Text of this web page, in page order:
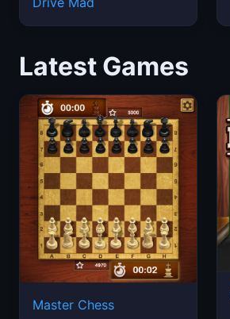
Latest Games
Master Chess